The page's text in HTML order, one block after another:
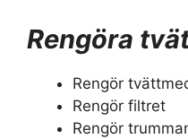
Rengöra
Rengör
Rengör filtret
Rengör